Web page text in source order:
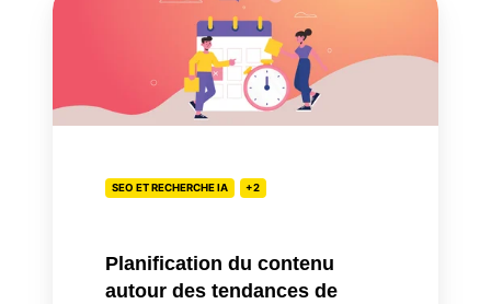
des
tendances
rechercheSEO ET RECHERCHE IA +2
Planification du contenu
autour des tendances de